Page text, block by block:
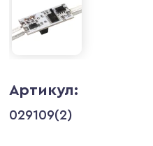
Артикул:
029109(2)